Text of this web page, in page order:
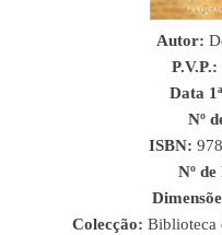
Autor:
P.V.P.:
Data
Nº
ISBN:
Nº de
Colecção: Biblioteca